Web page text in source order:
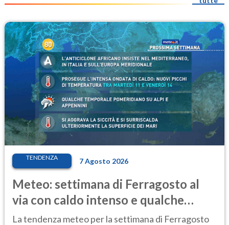
TENDENZA 7 Agosto 2026
Meteo: settimana di Ferragosto al
via con caldo intenso e qualche
temporale
La tendenza meteo per la settimana di Ferragosto